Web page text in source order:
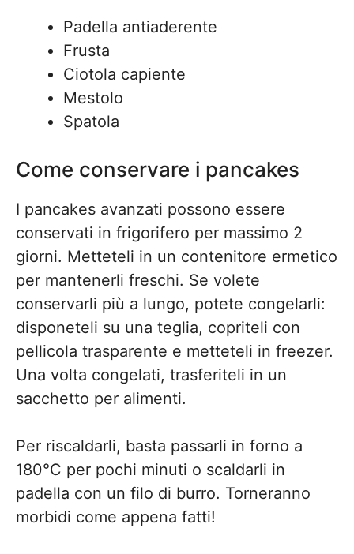
Padella antiaderente
Frusta
Ciotola capiente
Mestolo
Spatola
Come conservare i pancakes
I pancakes avanzati possono essere
conservati in frigorifero per massimo 2
giorni. Metteteli in un contenitore ermetico
per mantenerli freschi. Se volete
conservarli più a lungo, potete congelarli:
disponeteli su una teglia, copriteli con
pellicola trasparente e metteteli in freezer.
Una volta congelati, trasferiteli in un
sacchetto per alimenti.
Per riscaldarli, basta passarli in forno a
180°C per pochi minuti o scaldarli in
padella con un filo di burro. Torneranno
morbidi come appena fatti!